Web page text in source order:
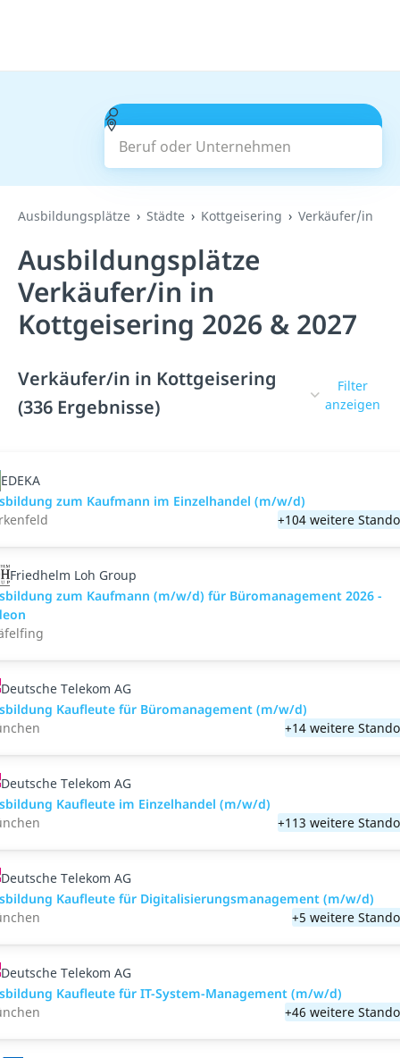
Beruf oder Unternehmen
Suchen
Ausbildungsplätze Städte Kottgeisering Verkäufer/in
Ausbildungsplätze
Verkäufer/in in
Kottgeisering 2026 & 2027
Verkäufer/in in Kottgeisering
(336 Ergebnisse)
Filter
anzeigen
EDEKA
zum Kaufmann im Einzelhandel (m/w/d)
+104 weitere
Friedhelm Loh Group
zum Kaufmann (m/w/d) für Büromanagement 2026 -
Deutsche Telekom AG
Kaufleute für Büromanagement (m/w/d)
+14 weitere
Deutsche Telekom AG
Kaufleute im Einzelhandel (m/w/d)
+113 weitere
Deutsche Telekom AG
Kaufleute für Digitalisierungsmanagement (m/w/d)
+5 weitere
Deutsche Telekom AG
Kaufleute für IT-System-Management (m/w/d)
+46 weitere